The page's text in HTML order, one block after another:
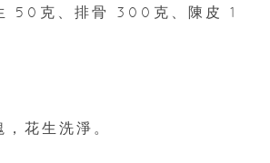
50克、排骨 300克、陳皮 1
花生洗淨。